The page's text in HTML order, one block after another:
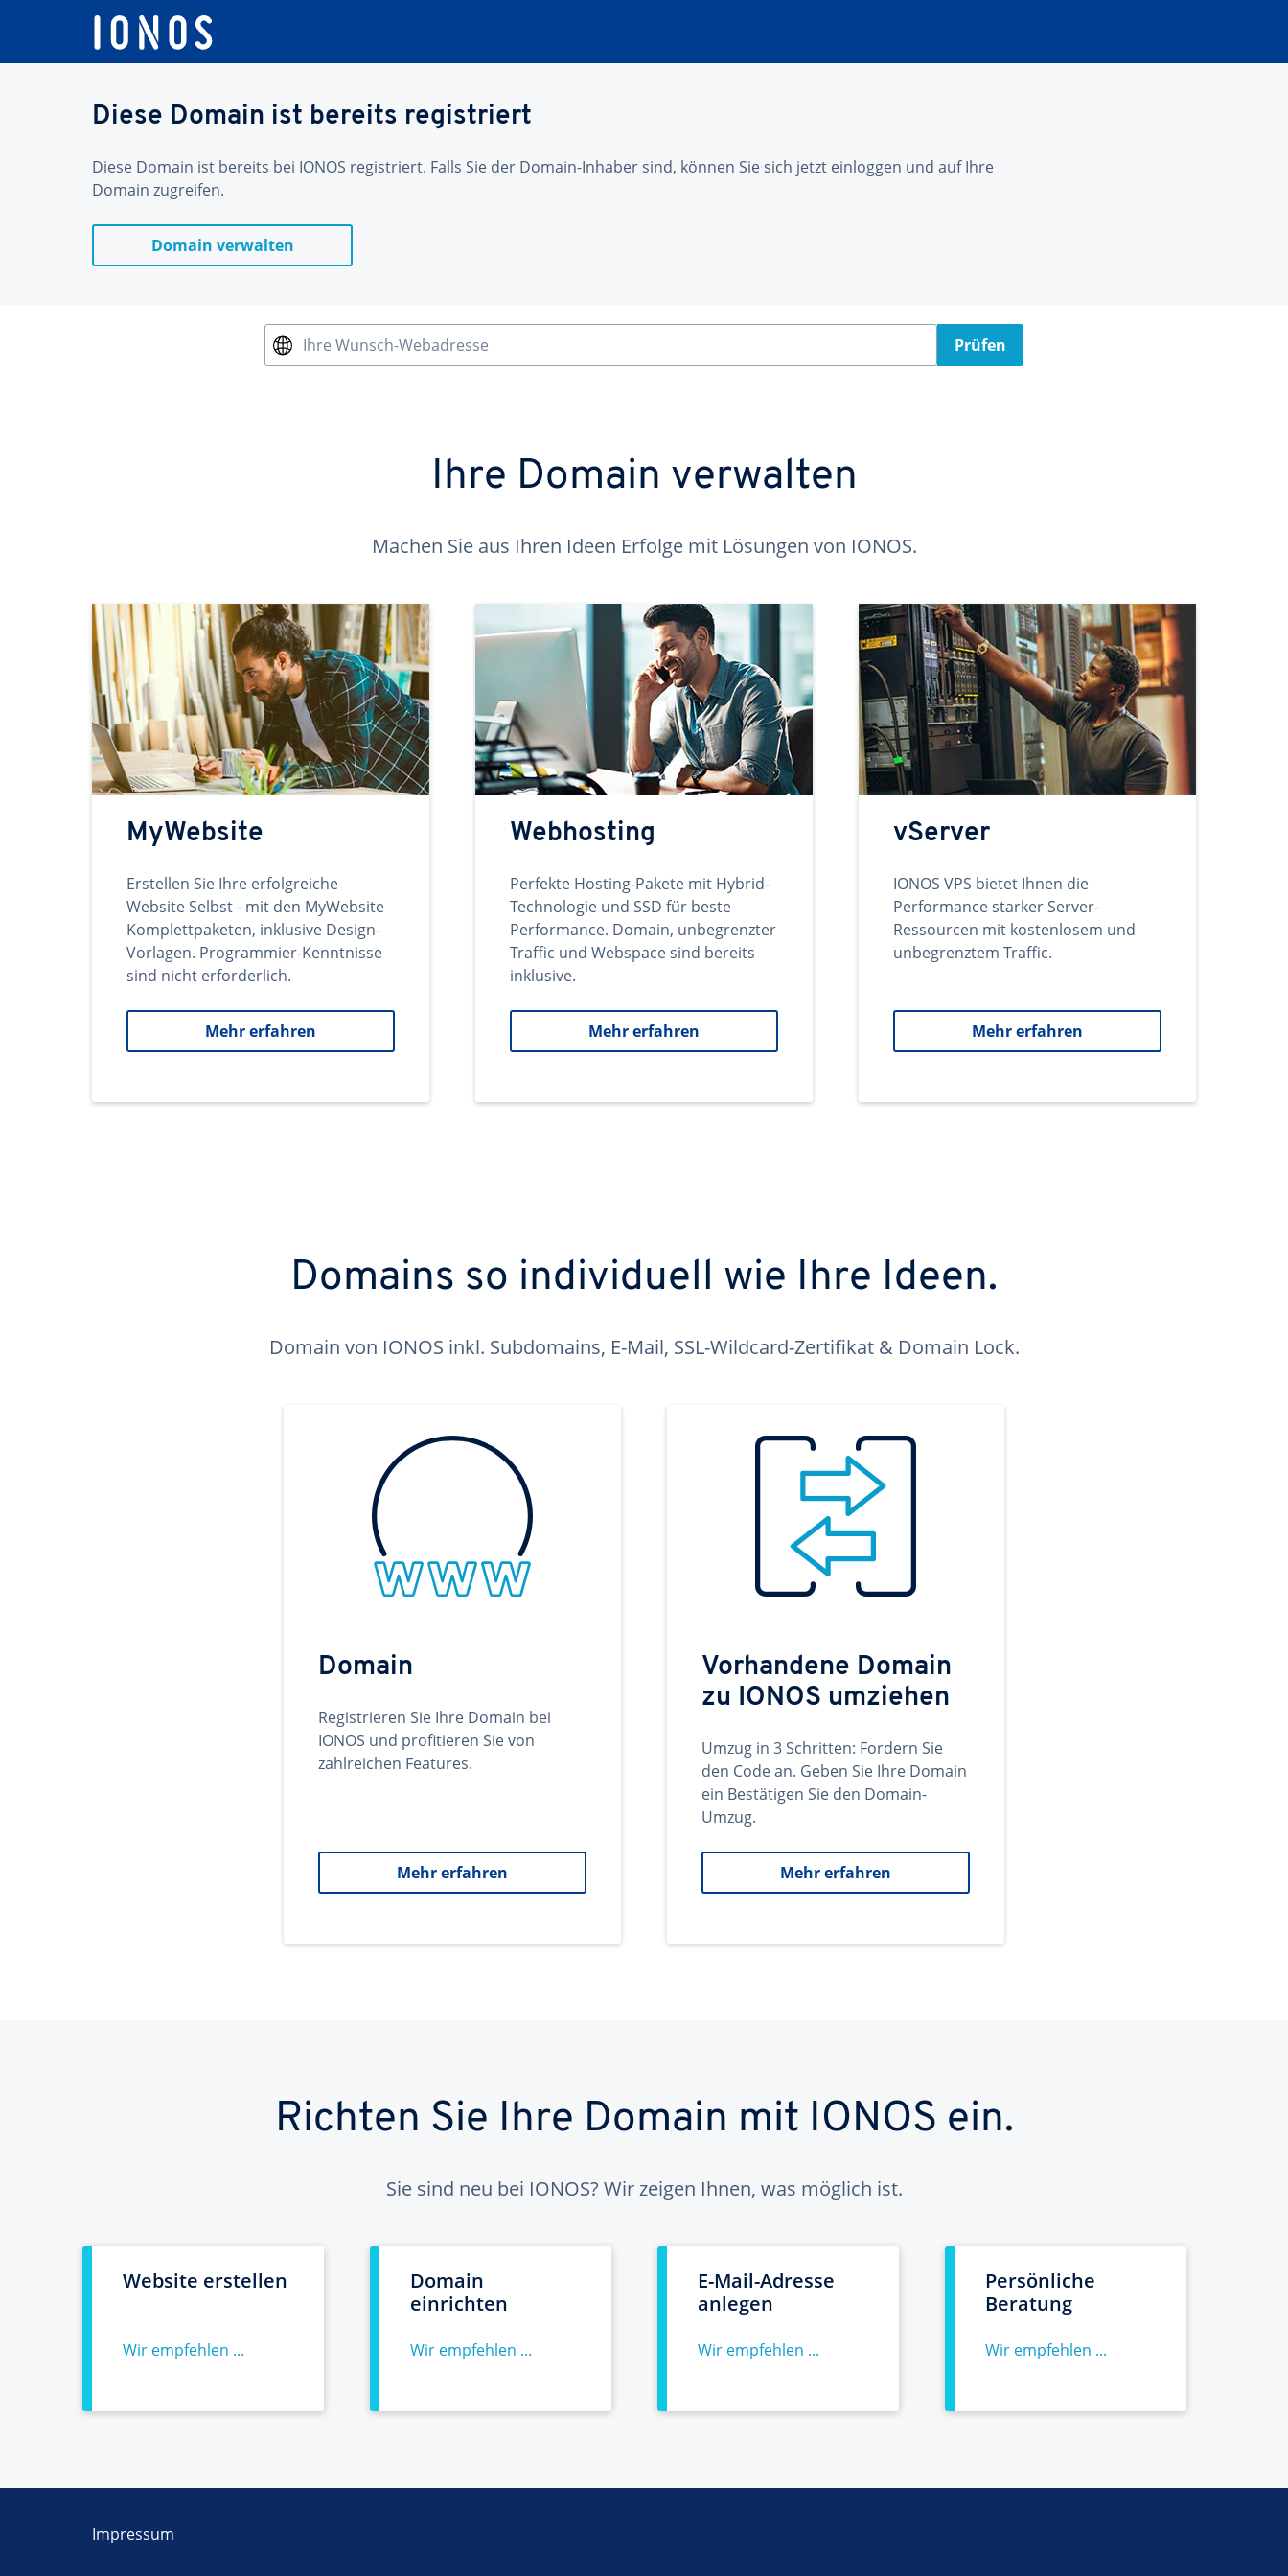
Diese Domain ist bereits registriert
Diese Domain ist bereits bei IONOS registriert. Falls Sie der Domain-Inhaber sind, können Sie sich jetzt einloggen und auf Ihre
Domain zugreifen.
Domain verwalten
Ihre Wunsch-Webadresse Prüfen
Ihre Domain verwalten
Machen Sie aus Ihren Ideen Erfolge mit Lösungen von IONOS.
MyWebsite
Erstellen Sie Ihre erfolgreiche
Website Selbst - mit den MyWebsite
Komplettpaketen, inklusive Design-
Vorlagen. Programmier-Kenntnisse
sind nicht erforderlich.
Mehr erfahren
Webhosting
Perfekte Hosting-Pakete mit Hybrid-
Technologie und SSD für beste
Performance. Domain, unbegrenzter
Traffic und Webspace sind bereits
inklusive.
Mehr erfahren
vServer
IONOS VPS bietet Ihnen die
Performance starker Server-
Ressourcen mit kostenlosem und
unbegrenztem Traffic.
Mehr erfahren
Domains so individuell wie Ihre Ideen.
Domain von IONOS inkl. Subdomains, E-Mail, SSL-Wildcard-Zertifikat & Domain Lock.
Domain
Registrieren Sie Ihre Domain bei
IONOS und profitieren Sie von
zahlreichen Features.
Mehr erfahren
Vorhandene Domain
zu IONOS umziehen
Umzug in 3 Schritten: Fordern Sie
den Code an. Geben Sie Ihre Domain
ein Bestätigen Sie den Domain-
Umzug.
Mehr erfahren
Richten Sie Ihre Domain mit IONOS ein.
Sie sind neu bei IONOS? Wir zeigen Ihnen, was möglich ist.
Website erstellen
Wir empfehlen ...
Domain
einrichten
Wir empfehlen ...
E-Mail-Adresse
anlegen
Wir empfehlen ...
Persönliche
Beratung
Wir empfehlen ...
Impressum